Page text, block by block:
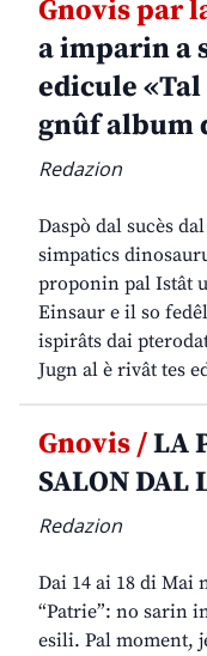
Gnovis par
a imparin a
edicule
gnûf album
Redazion
Daspò dal sucès
simpatics
proponin pal Istât
Einsaur e il so
ispirâts dai
Jugn al è rivât tes
Gnovis /LA
SALON DAL
Redazion
Dai 14 ai 18 di Mai
“Patrie”: no sarin
esili. Pal moment,